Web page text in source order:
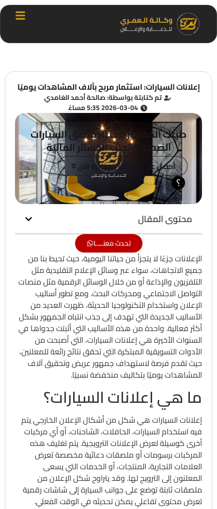
إعلانات السيارات: استثمار مربح بآلاف المشاهدات يوميًا
تم كتابتة بواسطة: صالحة أحمد الغامدي
2026-03-04 5:35 مساءً
دليلك المختصر لاختيار ملصق السيارات
الصحيح و تجنب الخسائر المالية
أحصل على نسختك المجانية الآن
؟
محتوى المقال
تحدث معنــــا
الإعلانات جزءًا لا يتجزأ من حياتنا اليومية، حيث تحيط بنا من
جميع الاتجاهات، سواء عبر وسائل الإعلام التقليدية مثل
التلفزيون والإذاعة أو من خلال الوسائل الرقمية مثل منصات
التواصل الاجتماعي ومحركات البحث. ومع تطور أساليب
الإعلان واستخدام التكنولوجيا الحديثة، ظهرت العديد من
الأساليب الجديدة التي تهدف إلى جذب انتباه الجمهور بشكل
أكثر فعالية. واحدة من هذه الأساليب التي أثبتت جدواها في
السنوات الأخيرة هي إعلانات السيارات، التي أصبحت من
الأدوات التسويقية المبتكرة التي تحقق نتائج رائعة للمعلنين،
حيث تقدم فرصة لاستهداف جمهور عريض وتحقيق آلاف
المشاهدات يوميًا بتكاليف منخفضة نسبيًا.
ما هي إعلانات السيارات؟
إعلانات السيارات هي شكل من أشكال الإعلان الخارجي يتم
فيه استخدام السيارات، الحافلات، الشاحنات، أو أي مركبات
أخرى كوسيلة لعرض الإعلانات الترويجية. يتم تغليف هذه
المركبات برسومات أو ملصقات دعائية مخصصة تعرض
العلامات التجارية، المنتجات، أو الخدمات التي يسعى
المعلنون إلى الترويج لها. وقد يتراوح شكل الإعلان من
ملصقات ثابتة توضع على جوانب السيارة إلى شاشات رقمية
تعرض محتوى تفاعلي يمكن تحديثه في الوقت الفعلي.